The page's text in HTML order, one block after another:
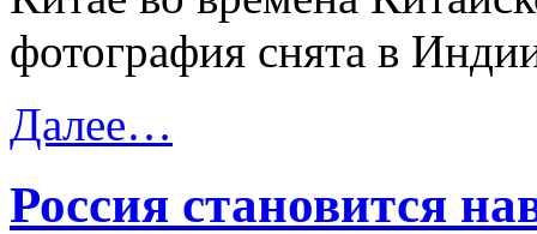
фотография снята в
Далее…
Россия становится